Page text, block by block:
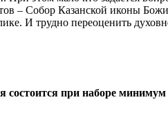
– Собор Казанской иконы
И трудно переоценить
состоится при наборе минимум